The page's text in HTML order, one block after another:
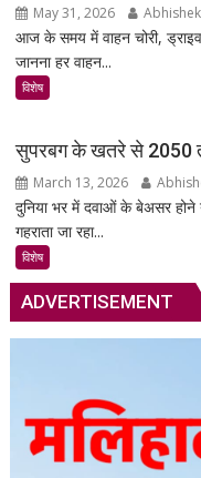
May 31, 2026
आज के समय में वाहन चोरी,
जानना हर वाहन...
विशेष
सुपरबग के खतरे से 2050
March 13, 2026
दुनिया भर में दवाओं के बेअसर होने
गहराता जा रहा...
विशेष
ADVERTISEMENT